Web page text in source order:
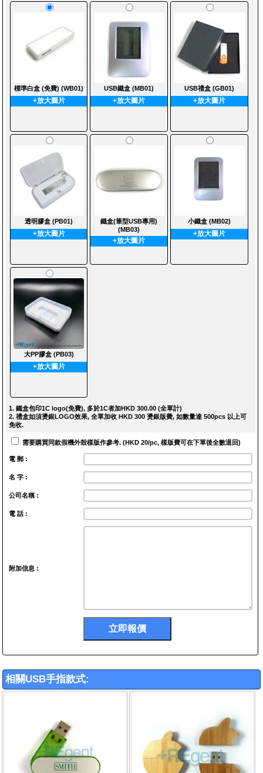
標準白盒 (免費) (WB01)
+放大圖片
USB鐵盒 (MB01)
+放大圖片
USB禮盒 (GB01)
+放大圖片
透明膠盒 (PB01)
+放大圖片
鐵盒(筆型USB專用)
(MB03)
+放大圖片
小鐵盒 (MB02)
+放大圖片
大PP膠盒 (PB03)
+放大圖片
1. 鐵盒包印1C logo(免費), 多於1C者加HKD 300.00 (全單計)
2. 禮盒如須燙銀LOGO效果, 全單加收 HKD 300 燙銀版費, 如數量達 500pcs 以上可
免收.
需要購買同款假機外殼樣版作參考. (HKD 20/pc, 樣版費可在下單後全數退回)
電 郵 :
名 字 :
公司名稱 :
電 話 :
附加信息 :
相關USB手指款式: